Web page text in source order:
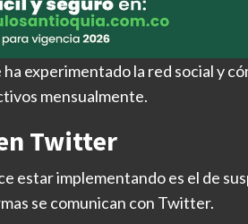
experimentado la red social y
mensualmente.
Twitter
estar implementando es el de
se comunican con Twitter.